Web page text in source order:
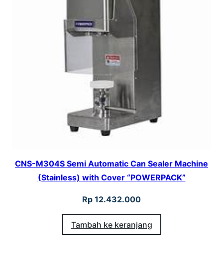
CNS-M304S Semi Automatic Can Sealer Machine
(Stainless) with Cover “POWERPACK”
Rp 12.432.000
Tambah ke keranjang